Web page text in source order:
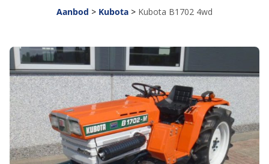
Aanbod > Kubota > Kubota B1702 4wd